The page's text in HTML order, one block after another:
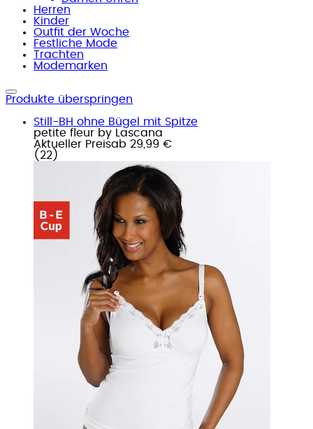
Herren
Kinder
Outfit der Woche
Festliche Mode
Trachten
Modemarken
Produkte überspringen
Still-BH ohne Bügel mit Spitze
petite fleur by Lascana
Aktueller Preisab 29,99 €
( 22 )